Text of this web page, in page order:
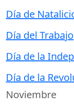
Día de
Día del Trabajo
Día de la
Día de la
Noviembre